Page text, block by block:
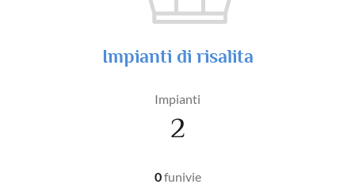
Impianti di risalita
Impianti
2
0funivie